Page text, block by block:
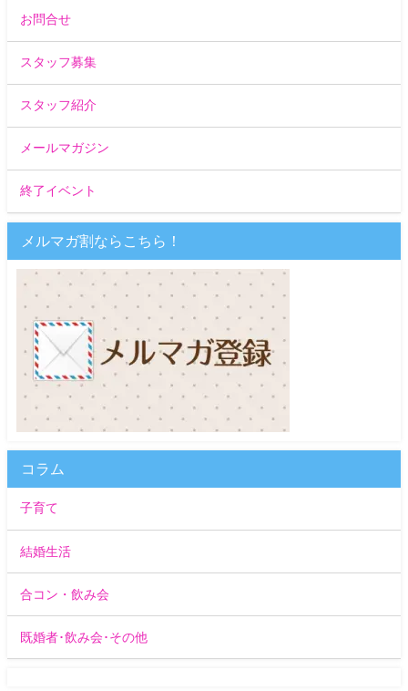
お問合せ
スタッフ募集
スタッフ紹介
メールマガジン
終了イベント
メルマガ割ならこちら！
コラム
子育て
結婚生活
合コン・飲み会
既婚者･飲み会･その他